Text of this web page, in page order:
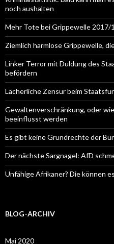
noch aushalten
Mehr Tote bei Grippewelle 2017/
Ziemlich harmlose Grippewelle,
Linker Terror mit Duldung des
befördern
Lächerliche Zensur beim
Gewaltenverschränkung, oder
beeinflusst werden
Es gibt keine Grundrechte der
Der nächste Sargnagel: AfD
Unfähige Afrikaner? Die können
BLOG-ARCHIV
Mai 2020